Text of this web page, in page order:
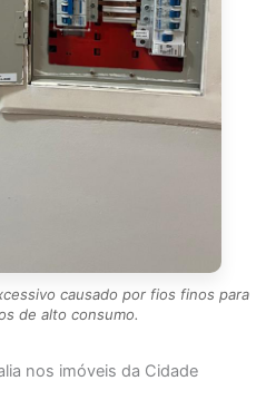
causado por fios finos para
de alto consumo.
nos imóveis da Cidade